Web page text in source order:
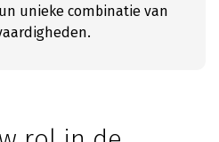
unieke combinatie van